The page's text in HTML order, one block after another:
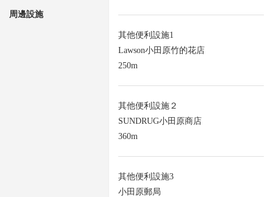
周邊設施
其他便利設施1
Lawson小田原竹的花店
250m
其他便利設施２
SUNDRUG小田原商店
360m
其他便利設施3
小田原郵局